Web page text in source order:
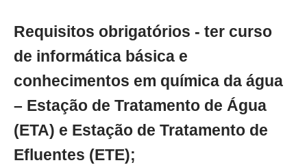
Requisitos obrigatórios - ter curso
de informática básica e
conhecimentos em química da água
– Estação de Tratamento de Água
(ETA) e Estação de Tratamento de
Efluentes (ETE);